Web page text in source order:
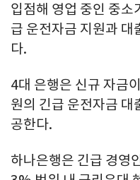
입점해 영업 중인 중소
급 운전자금 지원과 대
다.
4대 은행은 신규 자금
원의 긴급 운전자금 대
공한다.
하나은행은 긴급 경영